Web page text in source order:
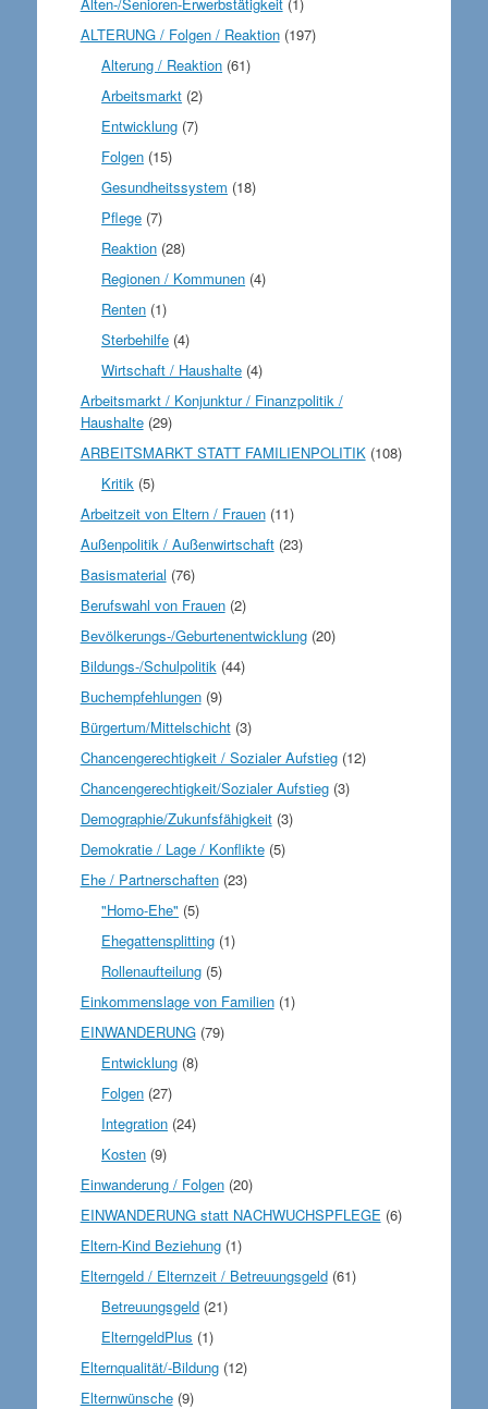
ALTERUNG / Folgen / Reaktion(197)
Alterung / Reaktion (61)
Arbeitsmarkt (2)
Entwicklung (7)
Folgen (15)
Gesundheitssystem (18)
Pflege (7)
Reaktion (28)
Regionen / Kommunen (4)
Renten (1)
Sterbehilfe (4)
Wirtschaft / Haushalte (4)
Arbeitsmarkt / Konjunktur / Finanzpolitik /
Haushalte(29)
ARBEITSMARKT STATT FAMILIENPOLITIK(108)
Kritik (5)
Arbeitzeit von Eltern / Frauen(11)
Außenpolitik / Außenwirtschaft(23)
Basismaterial (76)
Berufswahl von Frauen(2)
Bevölkerungs-/Geburtenentwicklung(20)
Bildungs-/Schulpolitik(44)
Buchempfehlungen(9)
Bürgertum/Mittelschicht(3)
Chancengerechtigkeit / Sozialer Aufstieg(12)
Chancengerechtigkeit/Sozialer Aufstieg(3)
Demographie/Zukunfsfähigkeit(3)
Demokratie / Lage / Konflikte(5)
Ehe / Partnerschaften(23)
"Homo-Ehe" (5)
Ehegattensplitting (1)
Rollenaufteilung (5)
Einkommenslage von Familien(1)
EINWANDERUNG(79)
Entwicklung (8)
Folgen (27)
Integration (24)
Kosten (9)
Einwanderung / Folgen(20)
EINWANDERUNG statt NACHWUCHSPFLEGE (6)
Eltern-Kind Beziehung(1)
Elterngeld / Elternzeit / Betreuungsgeld(61)
Betreuungsgeld (21)
ElterngeldPlus (1)
Elternqualität/-Bildung(12)
Elternwünsche(9)